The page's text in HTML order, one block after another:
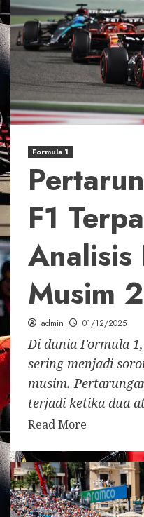
Formula 1
F1
Analisis
Musim
admin 01/12/2025
Di dunia Formula
sering menjadi
musim.
terjadi ketika dua
Read More